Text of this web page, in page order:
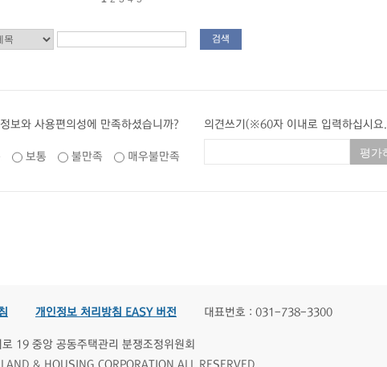
검색
보와 사용편의성에 만족하셨습니까?
보통 불만족 매우불만족
의견쓰기(※60자 이내로 입력하십시요
개인정보 처리방침 EASY 버전 대표번호 : 031-738-3300
19 중앙 공동주택관리 분쟁조정위원회